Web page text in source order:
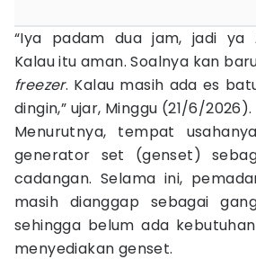
“Iya padam dua jam, jadi ya
Kalau itu aman. Soalnya kan
freezer. Kalau masih ada es
dingin,” ujar, Minggu (21/6/2026).
Menurutnya, tempat
generator set (genset)
cadangan. Selama ini,
masih dianggap sebagai
sehingga belum ada
menyediakan genset.